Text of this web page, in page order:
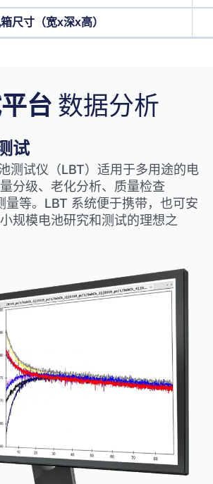
尺寸（宽x深x高）
台 数据分析
试
测试仪（LBT）适用于多用途的电
分级、老化分析、质量检查
量等。LBT 系统便于携带，也可安
规模电池研究和测试的理想之